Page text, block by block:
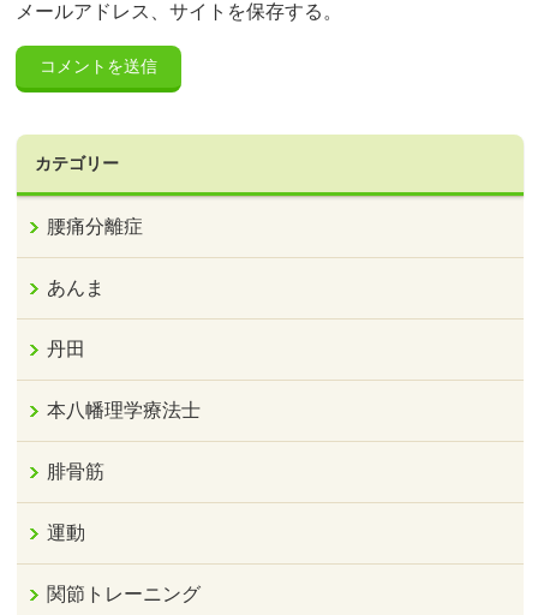
メールアドレス、サイトを保存する。
カテゴリー
腰痛分離症
あんま
丹田
本八幡理学療法士
腓骨筋
運動
関節トレーニング